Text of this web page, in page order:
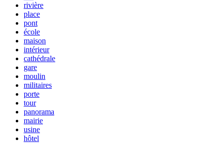
rivière
place
pont
école
maison
intérieur
cathédrale
gare
moulin
militaires
porte
tour
panorama
mairie
usine
hôtel